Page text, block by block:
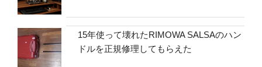
15年使って壊れたRIMOWA SALSAのハン
ドルを正規修理してもらえた